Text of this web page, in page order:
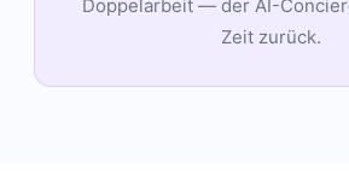
Doppelarbeit — der AI-
Zeit zurück.